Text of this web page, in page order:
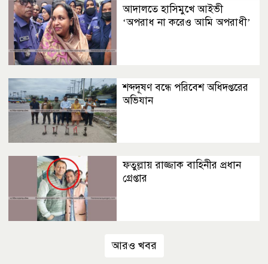
আদালতে হাসিমুখে আইভী
‘অপরাধ না করেও আমি অপরাধী’
শব্দদূষণ বন্ধে পরিবেশ অধিদপ্তরের
অভিযান
ফতুল্লায় রাজ্জাক বাহিনীর প্রধান
গ্রেপ্তার
আরও খবর